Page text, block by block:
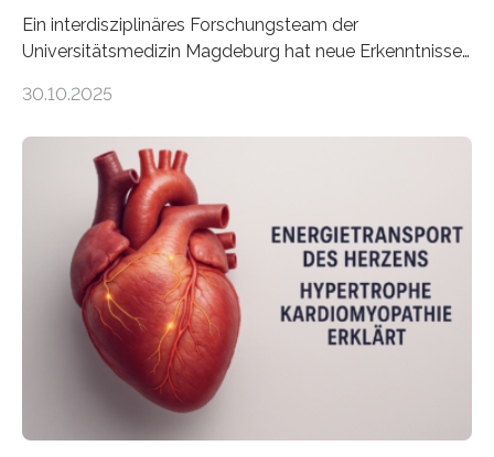
Ein interdisziplinäres Forschungsteam der
Universitätsmedizin Magdeburg hat neue Erkenntnisse
behandelt werden kann. In ihrer aktuellen Studie,
Oncology, zeigen die Forschenden, dass Mini-Tumore
aus Gewebe von Patientinnen und Patienten –
sogenannte Organoide – genutzt werden können, um
vorab zu prüfen, welche Medikamente am besten
wirken. Dabei wurde ein Eiweiß identifiziert, das künftig
als Biomarker für die Wahl der passenden Therapie
dienen könnte. Darmkrebs zählt weltweit zu den
häufigsten Krebsarten und stellt…
30.10.2025